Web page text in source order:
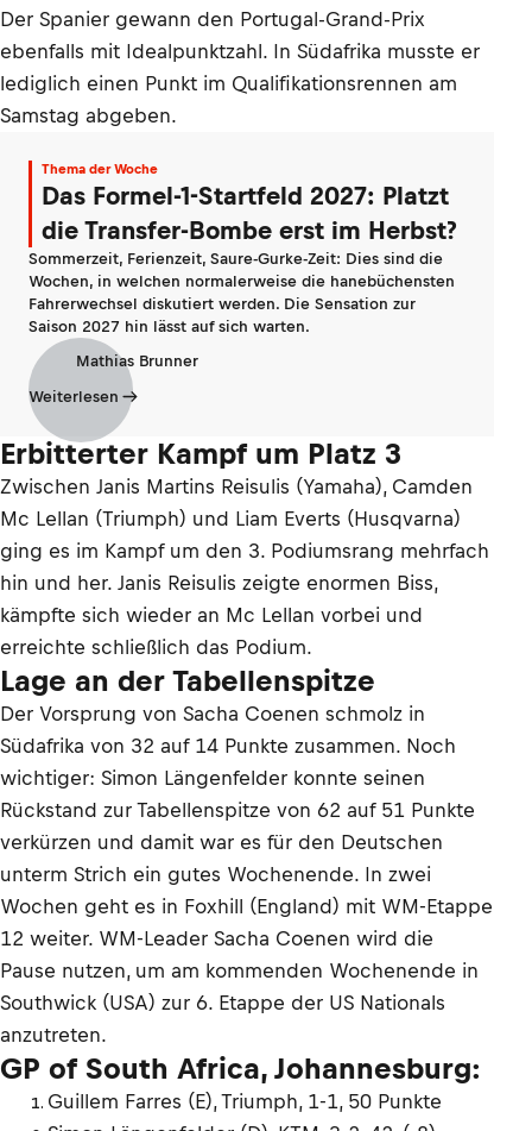
Der Spanier gewann den Portugal-Grand-Prix
ebenfalls mit Idealpunktzahl. In Südafrika musste er
lediglich einen Punkt im Qualifikationsrennen am
Samstag abgeben.
Thema der Woche
Das Formel-1-Startfeld 2027: Platzt
die Transfer-Bombe erst im Herbst?
Sommerzeit, Ferienzeit, Saure-Gurke-Zeit: Dies sind die
Wochen, in welchen normalerweise die hanebüchensten
Fahrerwechsel diskutiert werden. Die Sensation zur
Saison 2027 hin lässt auf sich warten.
Mathias Brunner
Weiterlesen
Erbitterter Kampf um Platz 3
Zwischen Janis Martins Reisulis (Yamaha), Camden
Mc Lellan (Triumph) und Liam Everts (Husqvarna)
ging es im Kampf um den 3. Podiumsrang mehrfach
hin und her. Janis Reisulis zeigte enormen Biss,
kämpfte sich wieder an Mc Lellan vorbei und
erreichte schließlich das Podium.
Lage an der Tabellenspitze
Der Vorsprung von Sacha Coenen schmolz in
Südafrika von 32 auf 14 Punkte zusammen. Noch
wichtiger: Simon Längenfelder konnte seinen
Rückstand zur Tabellenspitze von 62 auf 51 Punkte
verkürzen und damit war es für den Deutschen
unterm Strich ein gutes Wochenende. In zwei
Wochen geht es in Foxhill (England) mit WM-Etappe
12 weiter. WM-Leader Sacha Coenen wird die
Pause nutzen, um am kommenden Wochenende in
Southwick (USA) zur 6. Etappe der US Nationals
anzutreten.
GP of South Africa, Johannesburg:
Guillem Farres (E), Triumph, 1-1, 50 Punkte